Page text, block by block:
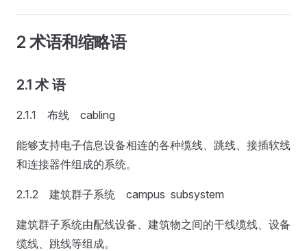
2 术语和缩略语
2.1 术 语
2.1.1 布线 cabling
能够支持电子信息设备相连的各种缆线、跳线、接插软线
和连接器件组成的系统。
2.1.2 建筑群子系统 campus subsystem
建筑群子系统由配线设备、建筑物之间的干线缆线、设备
缆线、跳线等组成。